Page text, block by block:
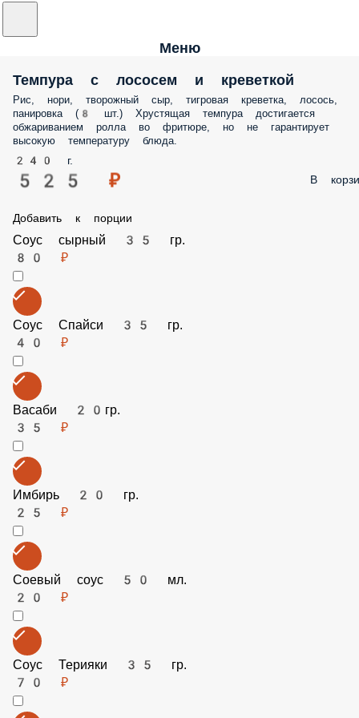
Меню
Темпура с лососем и креветкой
Рис, нори, творожный сыр, тигровая креветка, лосось,
панировка (8 шт.) Хрустящая темпура достигается
обжариванием ролла во фритюре, но не гарантирует
высокую температуру блюда.
240 г.
525 ₽ В
Добавить к порции
Соус сырный 35 гр.
80 ₽
Соус Спайси 35 гр.
40 ₽
Васаби 20гр.
35 ₽
Имбирь 20 гр.
25 ₽
Соевый соус 50 мл.
20 ₽